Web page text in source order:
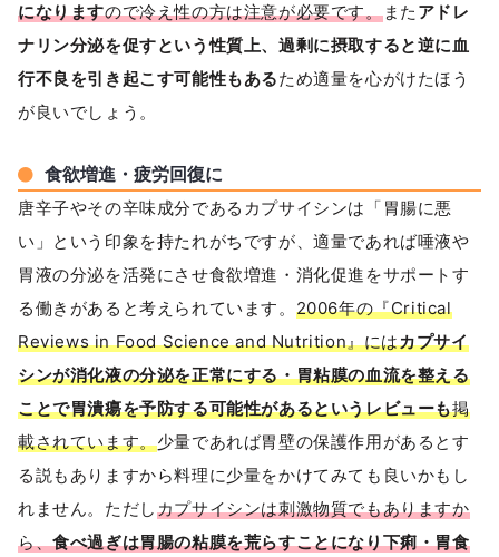
になりますので冷え性の方は注意が必要です。また アドレ
ナリン分泌を促すという性質上、過剰に摂取すると逆に血
行不良を引き起こす可能性もあるため適量を心がけたほう
が良いでしょう。
食欲増進・疲労回復に
唐辛子やその辛味成分であるカプサイシンは「胃腸に悪
い」という印象を持たれがちですが、適量であれば唾液や
胃液の分泌を活発にさせ食欲増進・消化促進をサポートす
る働きがあると考えられています。 2006年の『Critical
Reviews in Food Science and Nutrition』にはカプサイ
シンが消化液の分泌を正常にする・胃粘膜の血流を整える
ことで胃潰瘍を予防する可能性があるというレビューも掲
載されています。少量であれば胃壁の保護作用があるとす
る説もありますから料理に少量をかけてみても良いかもし
れません。ただしカプサイシンは刺激物質でもありますか
ら、食べ過ぎは胃腸の粘膜を荒らすことになり下痢・胃食